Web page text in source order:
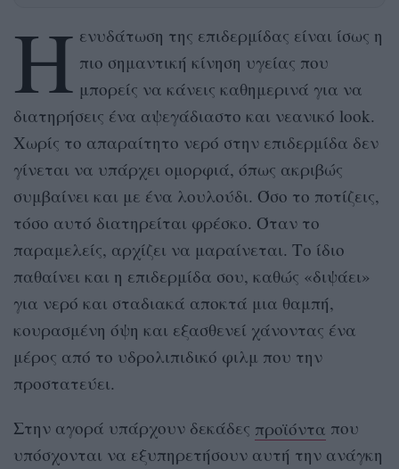
Η ενυδάτωση της επιδερμίδας είναι ίσως η
πιο σημαντική κίνηση υγείας που
μπορείς να κάνεις καθημερινά για να
διατηρήσεις ένα αψεγάδιαστο και νεανικό look.
Χωρίς το απαραίτητο νερό στην επιδερμίδα δεν
γίνεται να υπάρχει ομορφιά, όπως ακριβώς
συμβαίνει και με ένα λουλούδι. Όσο το ποτίζεις,
τόσο αυτό διατηρείται φρέσκο. Όταν το
παραμελείς, αρχίζει να μαραίνεται. Το ίδιο
παθαίνει και η επιδερμίδα σου, καθώς «διψάει»
για νερό και σταδιακά αποκτά μια θαμπή,
κουρασμένη όψη και εξασθενεί χάνοντας ένα
μέρος από το υδρολιπιδικό φιλμ που την
προστατεύει.
Στην αγορά υπάρχουν δεκάδες προϊόντα που
υπόσχονται να εξυπηρετήσουν αυτή την ανάγκη